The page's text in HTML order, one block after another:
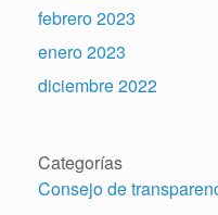
febrero 2023
enero 2023
diciembre 2022
Categorías
Consejo de